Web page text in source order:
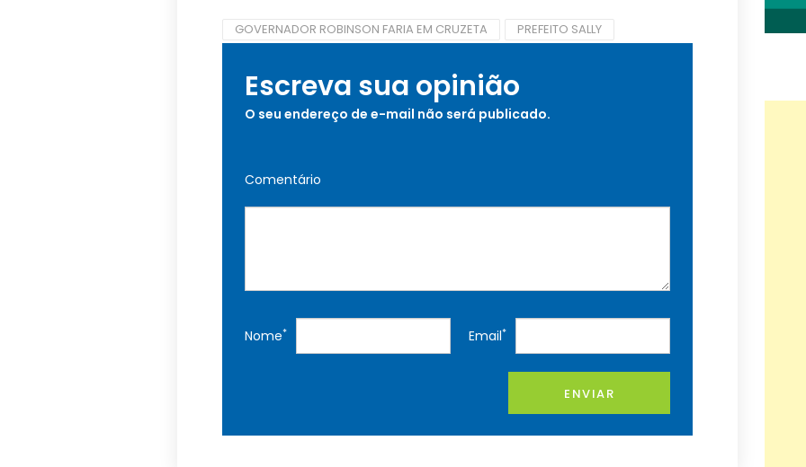
GOVERNADOR ROBINSON FARIA EM CRUZETA PREFEITO SALLY
Escreva sua opinião
O seu endereço de e-mail não será publicado.
Comentário
Nome* Email*
ENVIAR